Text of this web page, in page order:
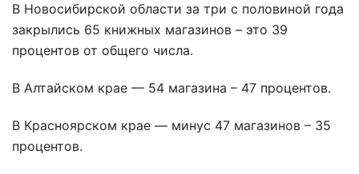
В Новосибирской области за три с половиной года
закрылись 65 книжных магазинов – это 39
процентов от общего числа.
В Алтайском крае — 54 магазина – 47 процентов.
В Красноярском крае — минус 47 магазинов – 35
процентов.